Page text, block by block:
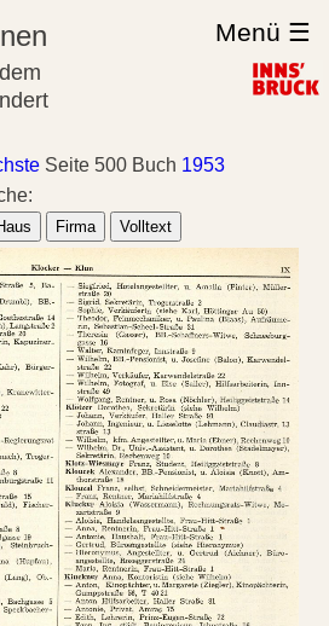
Menü ☰
Seite 500 Buch 1953
Firma Volltext